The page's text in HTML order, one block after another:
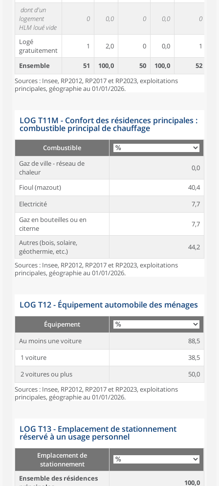
dont d'un
logement
HLM loué vide
0 0,0 0 0,0 0
Logé
gratuitement
1 2,0 0 0,0 1
Ensemble 51 100,0 50 100,0 52
Sources : Insee, RP2012, RP2017 et RP2023, exploitations
principales, géographie au 01/01/2026.
LOG T11M - Confort des résidences principales :
combustible principal de chauffage
Combustible
Gaz de ville - réseau de
chaleur
0,0
Fioul (mazout)
40,4
Electricité
7,7
Gaz en bouteilles ou en
citerne
7,7
Autres (bois, solaire,
géothermie, etc.)
44,2
Sources : Insee, RP2012, RP2017 et RP2023, exploitations
principales, géographie au 01/01/2026.
LOG T12 - Équipement automobile des ménages
Équipement
Au moins une voiture
88,5
1 voiture
38,5
2 voitures ou plus
50,0
Sources : Insee, RP2012, RP2017 et RP2023, exploitations
principales, géographie au 01/01/2026.
LOG T13 - Emplacement de stationnement
réservé à un usage personnel
Emplacement de
stationnement
Ensemble des résidences
100,0